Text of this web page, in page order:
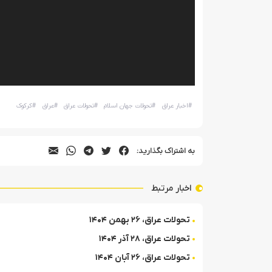
#اخبار عراق #تحولات جهان اسلام #تحولات عراق #عراق #کرکوک
به اشتراک بگذارید:
اخبار مرتبط
تحولات عراق، ۲۶ بهمن ۱۴۰۴
تحولات عراق، ۲۸ آذر ۱۴۰۴
تحولات عراق، ۲۶ آبان ۱۴۰۴